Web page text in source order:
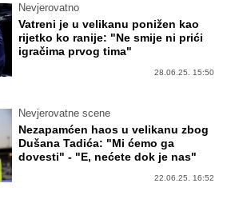
Nevjerovatno
Vatreni je u velikanu ponižen kao
rijetko ko ranije: "Ne smije ni prići
igračima prvog tima"
28.06.25. 15:50
Nevjerovatne scene
Nezapamćen haos u velikanu zbog
Dušana Tadića: "Mi ćemo ga
dovesti" - "E, nećete dok je nas"
22.06.25. 16:52